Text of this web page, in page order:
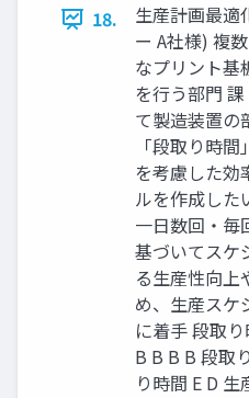
18.
生産計画最適
ー A社様) 複
なプリント基
を行う部門
て製造装置の
「段取り時
を考慮した効
ルを作成した
一日数回・毎
基づいてスケ
る生産性向上
め、生産スケ
に着手 段取
B B B B 段取
り時間 E D